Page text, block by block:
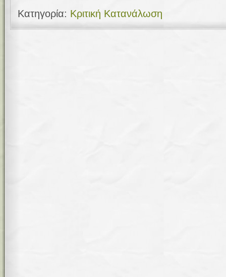
Κατηγορία: Κριτική Κατανάλωση